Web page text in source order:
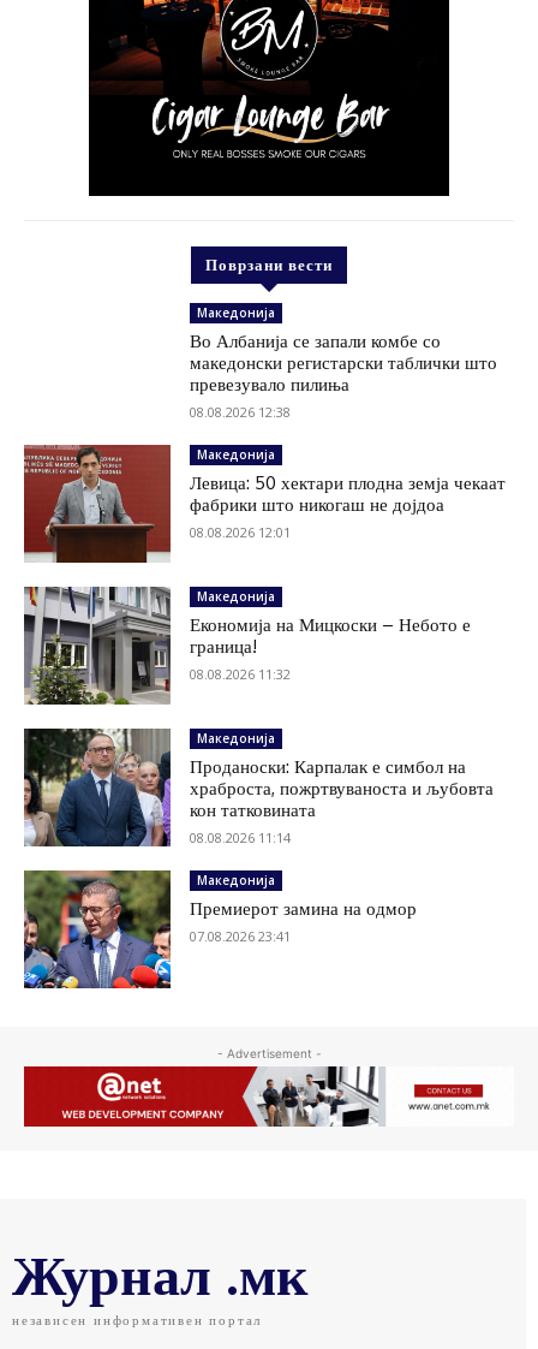
Поврзани вести
Македонија
Во Албанија се запали комбе со
македонски регистарски таблички што
превезувало пилиња
08.08.2026 12:38
Македонија
Левица: 50 хектари плодна земја чекаат
фабрики што никогаш не дојдоа
08.08.2026 12:01
Македонија
Економија на Мицкоски – Небото е
граница!
08.08.2026 11:32
Македонија
Проданоски: Карпалак е симбол на
храброста, пожртвуваноста и љубовта
кон татковината
08.08.2026 11:14
Македонија
Премиерот замина на одмор
07.08.2026 23:41
- Advertisement -
Журнал .мк
независен информативен портал